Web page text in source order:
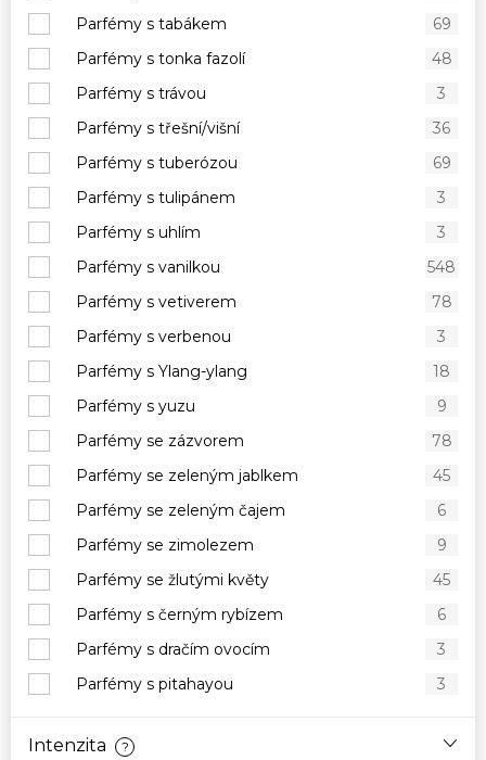
Parfémy s tabákem
69
Parfémy s tonka fazolí
48
Parfémy s trávou
3
Parfémy s třešní/višní
36
Parfémy s tuberózou
69
Parfémy s tulipánem
3
Parfémy s uhlím
3
Parfémy s vanilkou
548
Parfémy s vetiverem
78
Parfémy s verbenou
3
Parfémy s Ylang-ylang
18
Parfémy s yuzu
9
Parfémy se zázvorem
78
Parfémy se zeleným jablkem
45
Parfémy se zeleným čajem
6
Parfémy se zimolezem
9
Parfémy se žlutými květy
45
Parfémy s černým rybízem
6
Parfémy s dračím ovocím
3
Parfémy s pitahayou
3
Intenzita ?